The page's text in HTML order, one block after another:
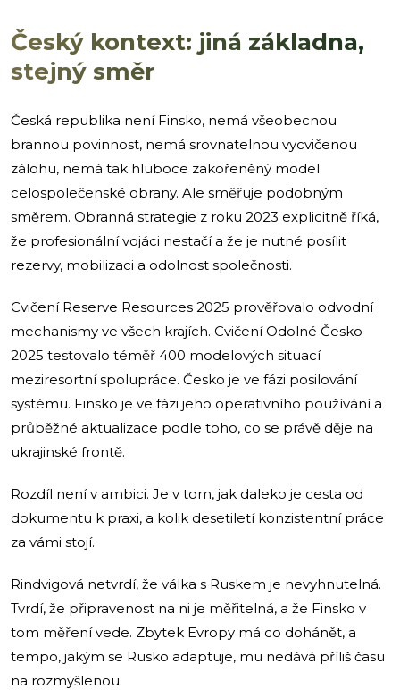
Český kontext: jiná základna,
stejný směr
Česká republika není Finsko, nemá všeobecnou
brannou povinnost, nemá srovnatelnou vycvičenou
zálohu, nemá tak hluboce zakořeněný model
celospolečenské obrany. Ale směřuje podobným
směrem. Obranná strategie z roku 2023 explicitně říká,
že profesionální vojáci nestačí a že je nutné posílit
rezervy, mobilizaci a odolnost společnosti.
Cvičení Reserve Resources 2025 prověřovalo odvodní
mechanismy ve všech krajích. Cvičení Odolné Česko
2025 testovalo téměř 400 modelových situací
meziresortní spolupráce. Česko je ve fázi posilování
systému. Finsko je ve fázi jeho operativního používání a
průběžné aktualizace podle toho, co se právě děje na
ukrajinské frontě.
Rozdíl není v ambici. Je v tom, jak daleko je cesta od
dokumentu k praxi, a kolik desetiletí konzistentní práce
za vámi stojí.
Rindvigová netvrdí, že válka s Ruskem je nevyhnutelná.
Tvrdí, že připravenost na ni je měřitelná, a že Finsko v
tom měření vede. Zbytek Evropy má co dohánět, a
tempo, jakým se Rusko adaptuje, mu nedává příliš času
na rozmyšlenou.